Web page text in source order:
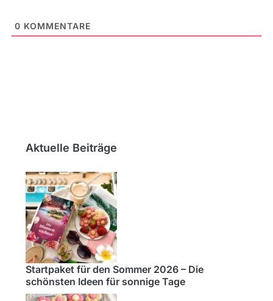
0 KOMMENTARE
Aktuelle Beiträge
Startpaket für den Sommer 2026 – Die
schönsten Ideen für sonnige Tage